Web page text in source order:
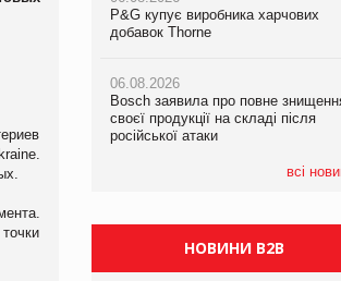
P&G купує виробника харчових
добавок Thorne
06.08.2026
Bosch заявила про повне
своєї продукції на складі після
російської атаки
всі
у VARUS з’явилися новинки від ТМ
ТОКЕРИ
Сергій Лісунов про заморожені
P&G купує виробника харчових
добавок Thorne
06.08.2026
Bosch заявила про повне
своєї продукції на складі після
російської атаки
НОВИНИ B2B